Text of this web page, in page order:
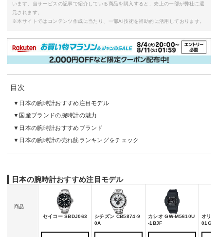
います。当サービスの記事で紹介している商品を購入すると、売上の一部が弊社に還
元されます。
※本サイトではコンテンツ作成に当たり、一部AI技術を補助的に活用しております。
目次
日本の腕時計おすすめ注目モデル
国産ブランドの腕時計の魅力
日本の腕時計おすすめブランド
日本の腕時計の売れ筋ランキングをチェック
日本の腕時計おすすめ注目モデル
商品
セイコー SBDJ063
シチズン CB5874-9
0A
カシオ GW-M5610U
-1BJF
オリ
01G